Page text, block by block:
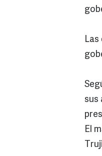
Las
sus
El